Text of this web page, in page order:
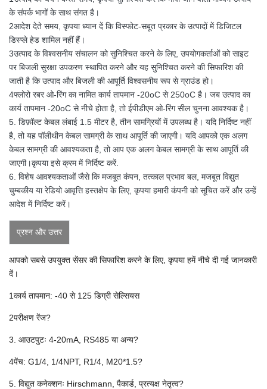
के संपर्क भागों के साथ संगत है।
2आदेश देते समय, कृपया ध्यान दें कि विस्फोट-सबूत प्रकार के उत्पादों में डिजिटल
डिस्प्ले हेड शामिल नहीं हैं।
3उत्पाद के विश्वसनीय संचालन को सुनिश्चित करने के लिए, उपयोगकर्ताओं को साइट
पर बिजली सुरक्षा उपकरण स्थापित करने और यह सुनिश्चित करने की सिफारिश की
जाती है कि उत्पाद और बिजली की आपूर्ति विश्वसनीय रूप से ग्राउंड हो।
4फ्लोरो रबर ओ-रिंग का नामित कार्य तापमान -20oC से 250oC है। जब उत्पाद का
कार्य तापमान -20oC से नीचे होता है, तो ईपीडीएम ओ-रिंग सील चुनना आवश्यक है।
5. डिफ़ॉल्ट केबल लंबाई 1.5 मीटर है, तीन सामग्रियों में उपलब्ध है। यदि निर्दिष्ट नहीं
है, तो यह पॉलीथीन केबल सामग्री के साथ आपूर्ति की जाएगी। यदि आपको एक अलग
केबल सामग्री की आवश्यकता है, तो आप एक अलग केबल सामग्री के साथ आपूर्ति की
जाएगी।कृपया इसे क्रम में निर्दिष्ट करें.
6. विशेष आवश्यकताओं जैसे कि मजबूत कंपन, तत्काल प्रभाव बल, मजबूत विद्युत
चुम्बकीय या रेडियो आवृत्ति हस्तक्षेप के लिए, कृपया हमारी कंपनी को सूचित करें और उन्हें
आदेश में निर्दिष्ट करें।
प्रश्न और उत्तर
आपको सबसे उपयुक्त सेंसर की सिफारिश करने के लिए, कृपया हमें नीचे दी गई जानकारी
दें।
1कार्य तापमान: -40 से 125 डिग्री सेल्सियस
2परीक्षण रेंज?
3. आउटपुटः 4-20mA, RS485 या अन्य?
4पेंच: G1/4, 1/4NPT, R1/4, M20*1.5?
5. विद्युत कनेक्शनः Hirschmann, पैकार्ड, प्रत्यक्ष नेतृत्व?